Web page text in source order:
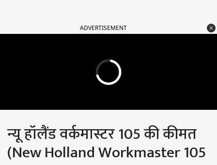
ADVERTISEMENT
न्यू हॉलैंड वर्कमास्टर 105 की कीमत
(New Holland Workmaster 105